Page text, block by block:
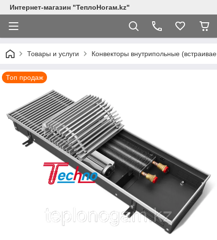
Интернет-магазин "ТеплоНогам.kz"
Товары и услуги Конвекторы внутрипольные
Топ продаж